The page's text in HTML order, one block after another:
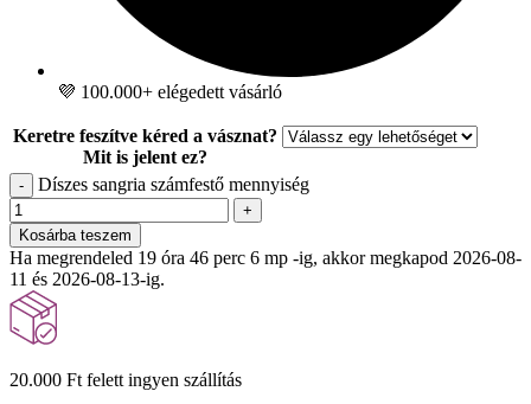
💜 100.000+ elégedett vásárló
Keretre feszítve kéred a vásznat?
Mit is jelent ez?
- Díszes sangria számfestő mennyiség
+
Kosárba teszem
Ha megrendeled 19 óra 46 perc 5 mp -ig, akkor megkapod 2026-08-
11 és 2026-08-13-ig.
20.000 Ft felett ingyen szállítás